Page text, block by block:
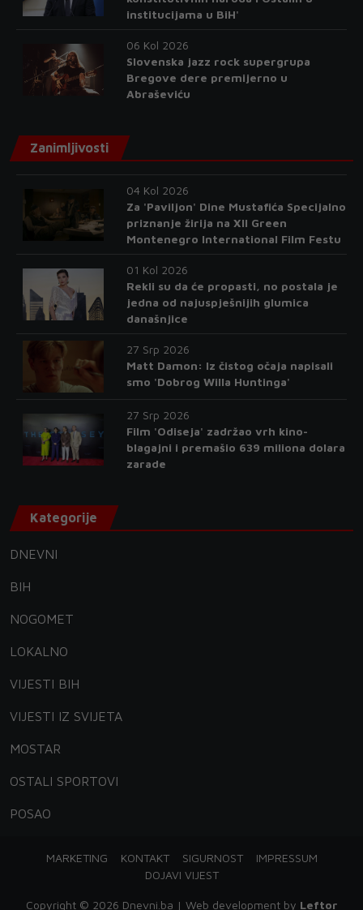
institucijama u BiH'
06 Kol 2026
Slovenska jazz rock supergrupa
Bregove dere premijerno u
Abraševiću
Zanimljivosti
04 Kol 2026
Za 'Paviljon' Dine Mustafića Specijalno
priznanje žirija na XII Green
Montenegro International Film Festu
01 Kol 2026
Rekli su da će propasti, no postala je
jedna od najuspješnijih glumica
današnjice
27 Srp 2026
Matt Damon: Iz čistog očaja napisali
smo 'Dobrog Willa Huntinga'
27 Srp 2026
Film 'Odiseja' zadržao vrh kino-
blagajni i premašio 639 miliona dolara
zarade
Kategorije
DNEVNI
BIH
NOGOMET
LOKALNO
VIJESTI BIH
VIJESTI IZ SVIJETA
MOSTAR
OSTALI SPORTOVI
POSAO
MARKETING KONTAKT SIGURNOST
IMPRESSUM
DOJAVI VIJEST
Copyright © 2026 Dnevni.ba | Web development by Leftor